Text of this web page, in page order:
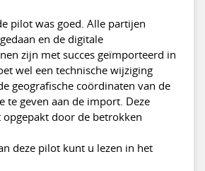
pilot was goed. Alle partijen
en de digitale
zijn met succes geïmporteerd in
wel een technische wijziging
geografische coördinaten van de
te geven aan de import. Deze
door de betrokken
deze pilot kunt u lezen in het